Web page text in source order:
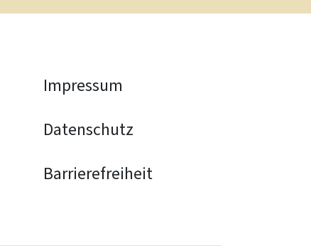
Impressum
Datenschutz
Barrierefreiheit